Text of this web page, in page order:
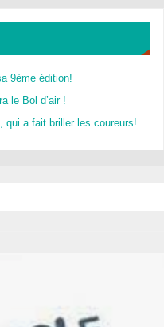
9ème édition!
le Bol d’air !
qui a fait briller les coureurs!